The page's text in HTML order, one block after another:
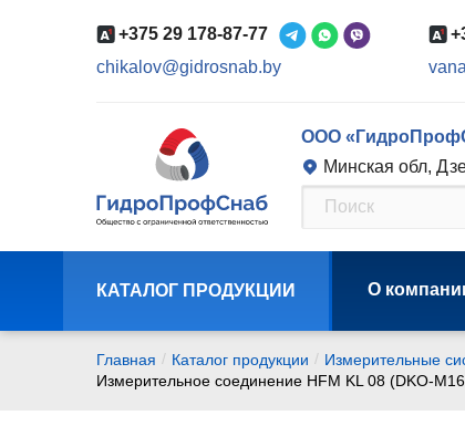
+375 29 178-87-77
chikalov@gidrosnab.by
ООО
Минская обл,
КАТАЛОГ ПРОДУКЦИИ О
Главная / Каталог продукции / Измерительные
Измерительное соединение HFM KL 08 (DKO-